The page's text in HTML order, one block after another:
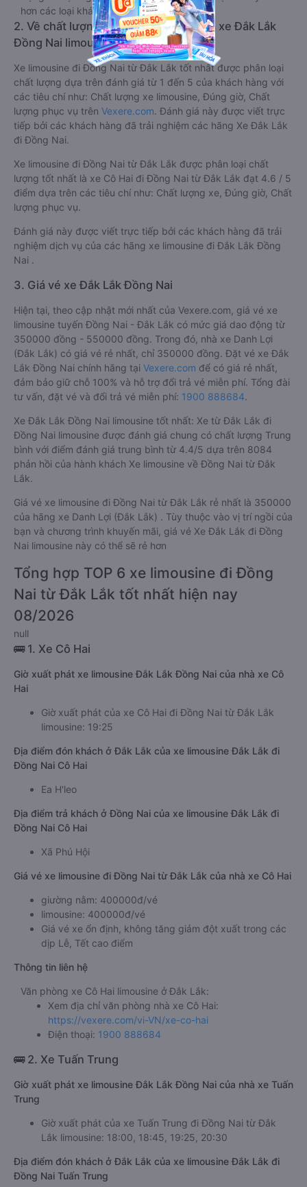
hơn các loại khác.
2. Về chất lượng, review, đánh giá nhà xe Đắk Lắk
Đồng Nai limousine
Xe limousine đi Đồng Nai từ Đắk Lắk tốt nhất được phân loại
chất lượng dựa trên đánh giá từ 1 đến 5 của khách hàng với
các tiêu chí như: Chất lượng xe limousine, Đúng giờ, Chất
lượng phục vụ trên Vexere.com. Đánh giá này được viết trực
tiếp bởi các khách hàng đã trải nghiệm các hãng Xe Đắk Lắk
đi Đồng Nai.
Xe limousine đi Đồng Nai từ Đắk Lắk được phân loại chất
lượng tốt nhất là xe Cô Hai đi Đồng Nai từ Đắk Lắk đạt 4.6 / 5
điểm dựa trên các tiêu chí như: Chất lượng xe, Đúng giờ, Chất
lượng phục vụ.
Đánh giá này được viết trực tiếp bởi các khách hàng đã trải
nghiệm dịch vụ của các hãng xe limousine đi Đắk Lắk Đồng
Nai .
3. Giá vé xe Đắk Lắk Đồng Nai
Hiện tại, theo cập nhật mới nhất của Vexere.com, giá vé xe
limousine tuyến Đồng Nai - Đắk Lắk có mức giá dao động từ
350000 đồng - 550000 đồng. Trong đó, nhà xe Danh Lợi
(Đắk Lắk) có giá vé rẻ nhất, chỉ 350000 đồng. Đặt vé xe Đắk
Lắk Đồng Nai chính hãng tại Vexere.com để có giá rẻ nhất,
đảm bảo giữ chỗ 100% và hỗ trợ đổi trả vé miễn phí. Tổng đài
tư vấn, đặt vé và đổi trả vé miễn phí: 1900 888684.
Xe Đắk Lắk Đồng Nai limousine tốt nhất: Xe từ Đắk Lắk đi
Đồng Nai limousine được đánh giá chung có chất lượng Trung
bình với điểm đánh giá trung bình từ 4.4/5 dựa trên 8084
phản hồi của hành khách Xe limousine về Đồng Nai từ Đắk
Lắk.
Giá vé xe limousine đi Đồng Nai từ Đắk Lắk rẻ nhất là 350000
của hãng xe Danh Lợi (Đắk Lắk) . Tùy thuộc vào vị trí ngồi của
bạn và chương trình khuyến mãi, giá vé Xe Đắk Lắk đi Đồng
Nai limousine này có thể sẽ rẻ hơn
Tổng hợp TOP 6 xe limousine đi Đồng
Nai từ Đắk Lắk tốt nhất hiện nay
08/2026
null
🚌 1. Xe Cô Hai
Giờ xuất phát xe limousine Đắk Lắk Đồng Nai của nhà xe Cô
Hai
Giờ xuất phát của xe Cô Hai đi Đồng Nai từ Đắk Lắk
limousine: 19:25
Địa điểm đón khách ở Đắk Lắk của xe limousine Đắk Lắk đi
Đồng Nai Cô Hai
Ea H'leo
Địa điểm trả khách ở Đồng Nai của xe limousine Đắk Lắk đi
Đồng Nai Cô Hai
Xã Phú Hội
Giá vé xe limousine đi Đồng Nai từ Đắk Lắk của nhà xe Cô Hai
giường nằm: 400000đ/vé
limousine: 400000đ/vé
Giá vé xe ổn định, không tăng giảm đột xuất trong các
dịp Lễ, Tết cao điểm
Thông tin liên hệ
Văn phòng xe Cô Hai limousine ở Đắk Lắk:
Xem địa chỉ văn phòng nhà xe Cô Hai:
https://vexere.com/vi-VN/xe-co-hai
Điện thoại: 1900 888684
🚌 2. Xe Tuấn Trung
Giờ xuất phát xe limousine Đắk Lắk Đồng Nai của nhà xe Tuấn
Trung
Giờ xuất phát của xe Tuấn Trung đi Đồng Nai từ Đắk
Lắk limousine: 18:00, 18:45, 19:25, 20:30
Địa điểm đón khách ở Đắk Lắk của xe limousine Đắk Lắk đi
Đồng Nai Tuấn Trung